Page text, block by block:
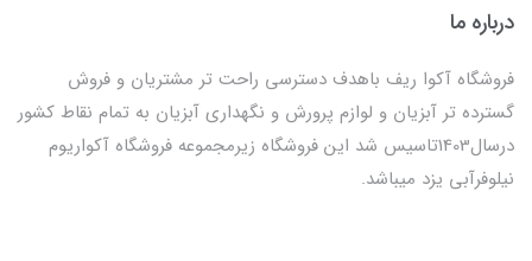
درباره ما
فروشگاه آکوا ریف باهدف دسترسی راحت تر مشتریان و فروش
گسترده تر آبزیان و لوازم پرورش و نگهداری آبزیان به تمام نقاط کشور
درسال1403تاسیس شد این فروشگاه زیرمجموعه فروشگاه آکواریوم
نیلوفرآبی یزد میباشد.